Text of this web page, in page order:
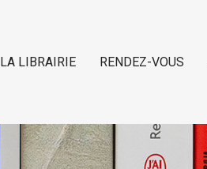
LA LIBRAIRIE RENDEZ-VOUS